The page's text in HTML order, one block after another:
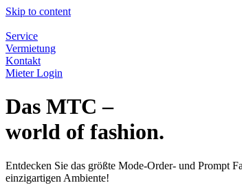
Skip to content
Service
Vermietung
Kontakt
Mieter Login
Das MTC –
world of fashion.
Entdecken Sie das größte Mode-Order- und Prompt
einzigartigen Ambiente!